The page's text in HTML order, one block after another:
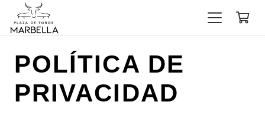
POLÍTICA DE
PRIVACIDAD